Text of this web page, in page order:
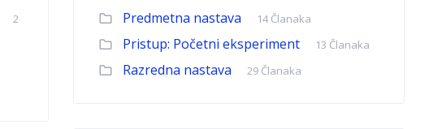
2
Predmetna nastava 14 Članaka
Pristup: Početni eksperiment 13 Članaka
Razredna nastava 29 Članaka